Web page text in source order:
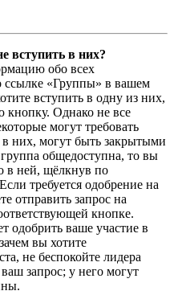
вступить в них?
обо всех
«Группы» в вашем
вступить в одну из них,
кнопку. Однако не все
могут требовать
в них, могут быть закрытыми
общедоступна, то вы
в ней, щёлкнув по
требуется одобрение на
отправить запрос на
кнопке.
одобрить ваше участие в
вы хотите
не беспокойте лидера
запрос; у него могут